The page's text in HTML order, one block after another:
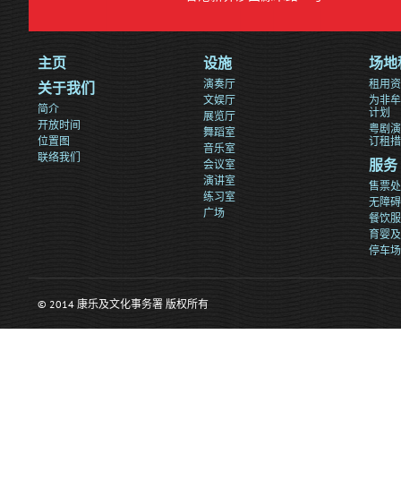
主页
关于我们
简介
开放时间
位置图
联络我们
设施
演奏厅
文娱厅
展览厅
舞蹈室
音乐室
会议室
演讲室
练习室
广场
场地
租用
为非
计划
粤剧
订租
服务
售票处
无障
餐饮
育婴
停车场
© 2014 康乐及文化事务署 版权所有